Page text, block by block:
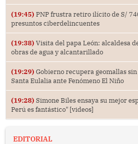
(19:45) PNP frustra retiro ilícito de S/
presuntos ciberdelincuentes
(19:38) Visita del papa León: alcaldesa
obras de agua y alcantarillado
(19:29) Gobierno recupera geomallas
Santa Eulalia ante Fenómeno El Niño
(19:28) Simone Biles ensaya su mejor
Perú es fantástico" [videos]
EDITORIAL